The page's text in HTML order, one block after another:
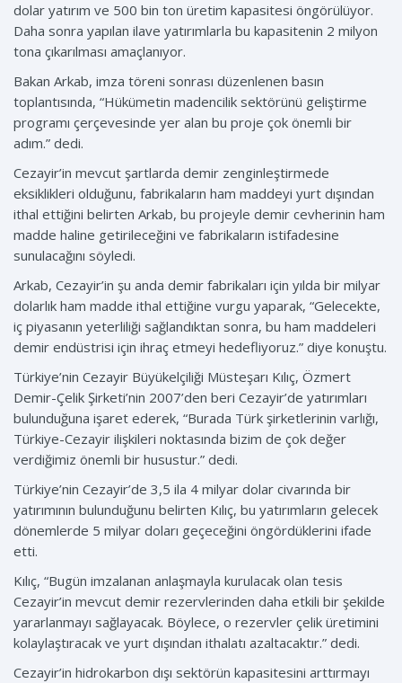
dolar yatırım ve 500 bin ton üretim kapasitesi öngörülüyor.
Daha sonra yapılan ilave yatırımlarla bu kapasitenin 2 milyon
tona çıkarılması amaçlanıyor.
Bakan Arkab, imza töreni sonrası düzenlenen basın
toplantısında, “Hükümetin madencilik sektörünü geliştirme
programı çerçevesinde yer alan bu proje çok önemli bir
adım.” dedi.
Cezayir’in mevcut şartlarda demir zenginleştirmede
eksiklikleri olduğunu, fabrikaların ham maddeyi yurt dışından
ithal ettiğini belirten Arkab, bu projeyle demir cevherinin ham
madde haline getirileceğini ve fabrikaların istifadesine
sunulacağını söyledi.
Arkab, Cezayir’in şu anda demir fabrikaları için yılda bir milyar
dolarlık ham madde ithal ettiğine vurgu yaparak, “Gelecekte,
iç piyasanın yeterliliği sağlandıktan sonra, bu ham maddeleri
demir endüstrisi için ihraç etmeyi hedefliyoruz.” diye konuştu.
Türkiye’nin Cezayir Büyükelçiliği Müsteşarı Kılıç, Özmert
Demir-Çelik Şirketi’nin 2007’den beri Cezayir’de yatırımları
bulunduğuna işaret ederek, “Burada Türk şirketlerinin varlığı,
Türkiye-Cezayir ilişkileri noktasında bizim de çok değer
verdiğimiz önemli bir husustur.” dedi.
Türkiye’nin Cezayir’de 3,5 ila 4 milyar dolar civarında bir
yatırımının bulunduğunu belirten Kılıç, bu yatırımların gelecek
dönemlerde 5 milyar doları geçeceğini öngördüklerini ifade
etti.
Kılıç, “Bugün imzalanan anlaşmayla kurulacak olan tesis
Cezayir’in mevcut demir rezervlerinden daha etkili bir şekilde
yararlanmayı sağlayacak. Böylece, o rezervler çelik üretimini
kolaylaştıracak ve yurt dışından ithalatı azaltacaktır.” dedi.
Cezayir’in hidrokarbon dışı sektörün kapasitesini arttırmayı